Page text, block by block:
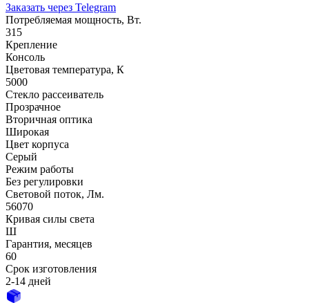
Заказать через Telegram
Потребляемая мощность, Вт.
315
Крепление
Консоль
Цветовая температура, К
5000
Стекло рассеиватель
Прозрачное
Вторичная оптика
Широкая
Цвет корпуса
Серый
Режим работы
Без регулировки
Световой поток, Лм.
56070
Кривая силы света
Ш
Гарантия, месяцев
60
Срок изготовления
2-14 дней